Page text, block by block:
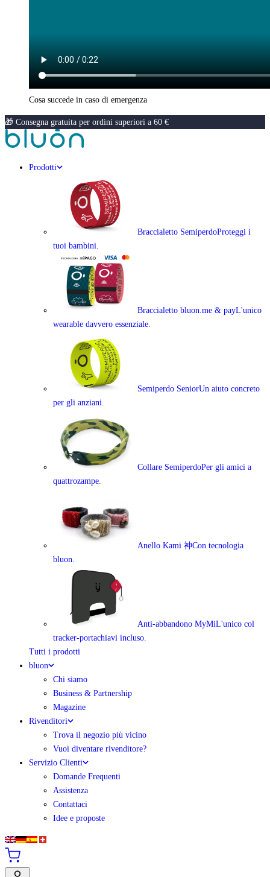
Cosa succede in caso di emergenza
🎁 Consegna gratuita per ordini superiori a 60 €
Prodotti
Braccialetto SemiperdoProteggi i
tuoi bambini.
Braccialetto bluon.me & payL'unico
wearable davvero essenziale.
Semiperdo SeniorUn aiuto concreto
per gli anziani.
Collare SemiperdoPer gli amici a
quattrozampe.
Anello Kami 神Con tecnologia
bluon.
Anti-abbandono MyMiL'unico col
tracker-portachiavi incluso.
Tutti i prodotti
bluon
Chi siamo
Business & Partnership
Magazine
Rivenditori
Trova il negozio più vicino
Vuoi diventare rivenditore?
Servizio Clienti
Domande Frequenti
Assistenza
Contattaci
Idee e proposte